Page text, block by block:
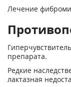
Лечение
препарата.
Редкие
лактазная